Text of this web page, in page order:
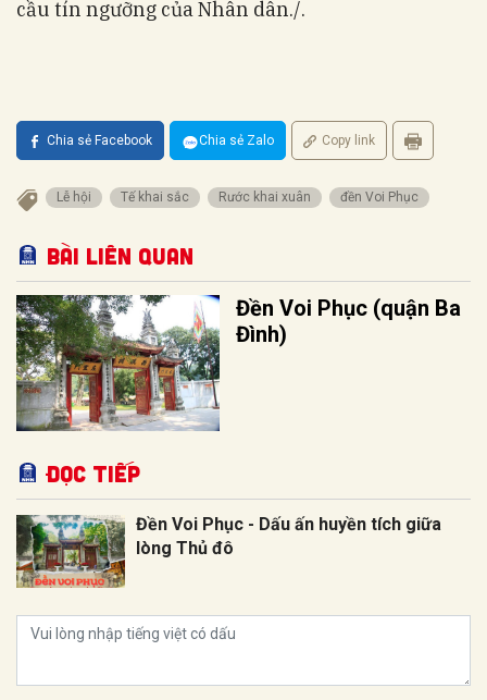
cầu tín ngưỡng của Nhân dân./.
Chia sẻ Facebook Chia sẻ Zalo Copy link
Lễ hội Tế khai sắc Rước khai xuân đền Voi Phục
Bài liên quan
Đền Voi Phục (quận Ba
Đình)
Đọc tiếp
Đền Voi Phục - Dấu ấn huyền tích giữa
lòng Thủ đô